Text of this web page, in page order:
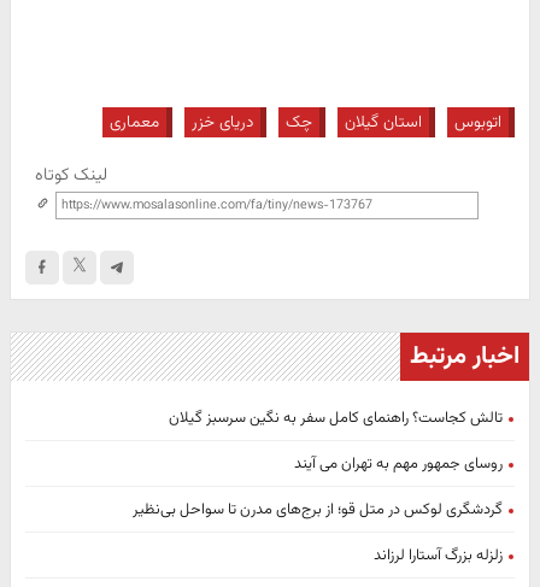
اتوبوس استان گیلان چک دریای خزر معماری
لینک کوتاه
اخبار مرتبط
تالش کجاست؟ راهنمای کامل سفر به نگین سرسبز گیلان
روسای جمهور مهم به تهران می آیند
گردشگری لوکس در متل قو؛ از برج‌های مدرن تا سواحل بی‌نظیر
زلزله بزرگ آستارا لرزاند